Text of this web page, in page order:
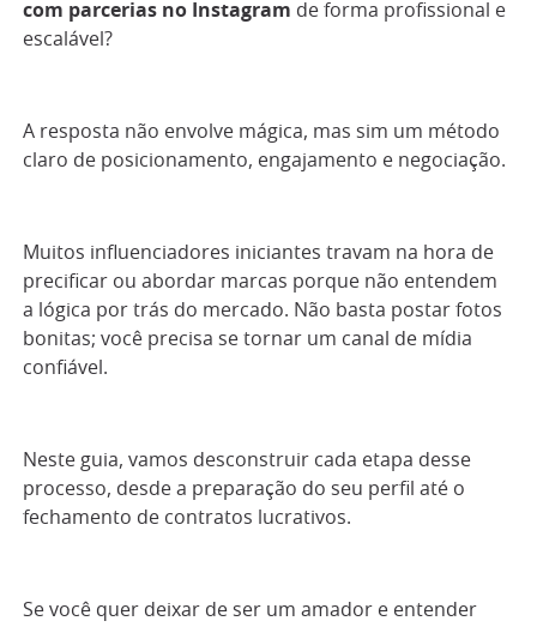
com parcerias no Instagram de forma profissional e
escalável?
A resposta não envolve mágica, mas sim um método
claro de posicionamento, engajamento e negociação.
Muitos influenciadores iniciantes travam na hora de
precificar ou abordar marcas porque não entendem
a lógica por trás do mercado. Não basta postar fotos
bonitas; você precisa se tornar um canal de mídia
confiável.
Neste guia, vamos desconstruir cada etapa desse
processo, desde a preparação do seu perfil até o
fechamento de contratos lucrativos.
Se você quer deixar de ser um amador e entender